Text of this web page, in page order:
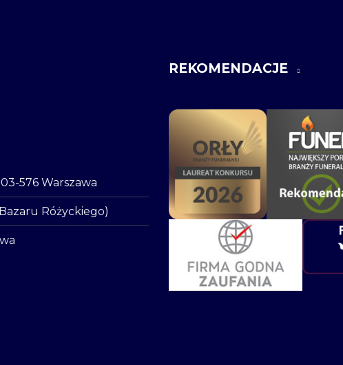
576 Warszawa
Różyckiego)
REKOMENDACJE